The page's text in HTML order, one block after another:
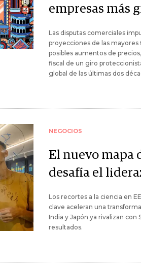
empresas más
Las disputas comerciales
proyecciones de las
posibles aumentos de
fiscal de un giro
global de las últimas dos
NEGOCIOS
El nuevo mapa
desafía el
Los recortes a la ciencia en
clave aceleran una
India y Japón ya rivalizan con
resultados.